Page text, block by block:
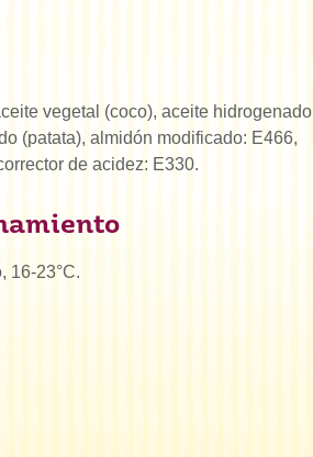
vegetal (coco), aceite hidrogenado
(patata), almidón modificado: E466,
de acidez: E330.
16-23°C.